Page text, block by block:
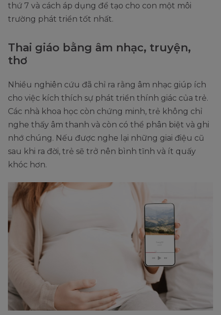
thứ 7 và cách áp dụng để tạo cho con một môi
trường phát triển tốt nhất.
Thai giáo bằng âm nhạc, truyện,
thơ
Nhiều nghiên cứu đã chỉ ra rằng âm nhạc giúp ích
cho việc kích thích sự phát triển thính giác của trẻ.
Các nhà khoa học còn chứng minh, trẻ không chỉ
nghe thấy âm thanh và còn có thể phân biệt và ghi
nhớ chúng. Nếu được nghe lại những giai điệu cũ
sau khi ra đời, trẻ sẽ trở nên bình tĩnh và ít quấy
khóc hơn.